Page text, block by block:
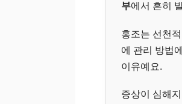
부에서 흔히
홍조는 선천
에 관리 방법
이유예요.
증상이 심해지